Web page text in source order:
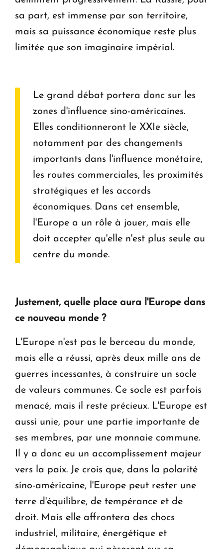
sa part, est immense par son territoire,
mais sa puissance économique reste plus
limitée que son imaginaire impérial.
Le grand débat portera donc sur les
zones d'influence sino-américaines.
Elles conditionneront le XXIe siècle,
notamment par des changements
importants dans l'influence monétaire,
les routes commerciales, les proximités
stratégiques et les accords
économiques. Dans cet ensemble,
l'Europe a un rôle à jouer, mais elle
doit accepter qu'elle n'est plus seule au
centre du monde.
Justement, quelle place aura l'Europe dans
ce nouveau monde ?
L'Europe n'est pas le berceau du monde,
mais elle a réussi, après deux mille ans de
guerres incessantes, à construire un socle
de valeurs communes. Ce socle est parfois
menacé, mais il reste précieux. L'Europe est
aussi unie, pour une partie importante de
ses membres, par une monnaie commune.
Il y a donc eu un accomplissement majeur
vers la paix. Je crois que, dans la polarité
sino-américaine, l'Europe peut rester une
terre d'équilibre, de tempérance et de
droit. Mais elle affrontera des chocs
industriel, militaire, énergétique et